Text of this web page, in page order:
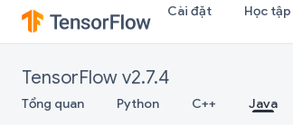
Cài đặt Học tập
TensorFlow v2.7.4
Tổng quan Python C++ Java
StridedSliceGrad
StringLower
StringUpper